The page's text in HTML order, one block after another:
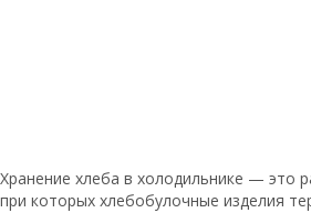
Хранение хлеба в холодильнике — это
при которых хлебобулочные изделия